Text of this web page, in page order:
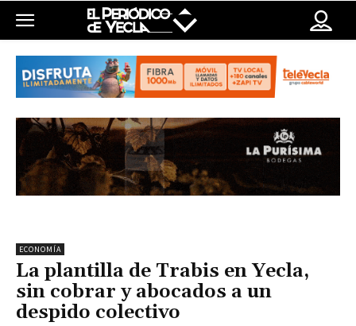
ECONOMÍA
La plantilla de Trabis en Yecla,
sin cobrar y abocados a un
despido colectivo